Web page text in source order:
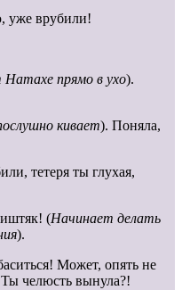
уже врубили!
Натахе прямо в ухо).
кивает). Поняла,
тетеря ты глухая,
(Начинает делать
).
Может, опять не
Ты челюсть вынула?!